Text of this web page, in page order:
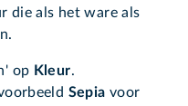
die als het ware als
op Kleur.
Sepia voor